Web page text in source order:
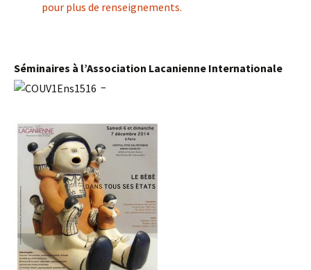
pour plus de renseignements.
Séminaires à l’Association Lacanienne Internationale
–